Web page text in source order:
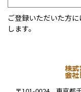
ご登録いただいた方
します。